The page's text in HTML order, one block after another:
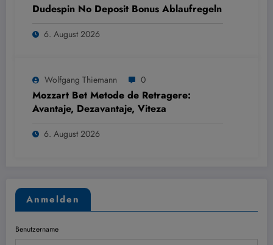
Dudespin No Deposit Bonus Ablaufregeln
6. August 2026
Wolfgang Thiemann 0
Mozzart Bet Metode de Retragere:
Avantaje, Dezavantaje, Viteza
6. August 2026
Anmelden
Benutzername